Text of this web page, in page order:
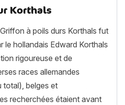
Korthals
à poils durs Korthals fut
le hollandais Edward Korthals
rigoureuse et de
races allemandes
total), belges et
recherchées étaient avant